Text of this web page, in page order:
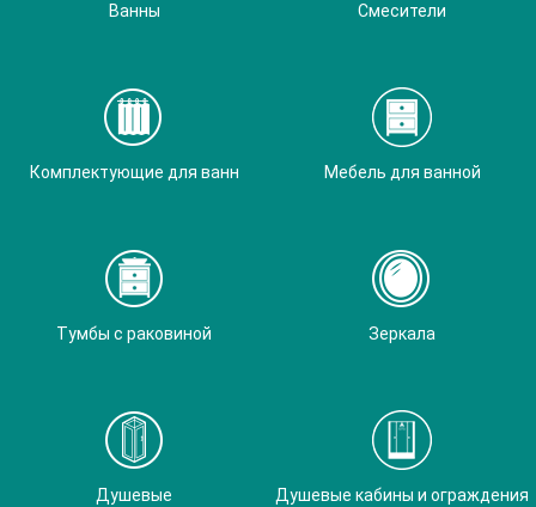
Ванны Смесители
Комплектующие для ванн Мебель для ванной
Тумбы с раковиной Зеркала
Душевые
Душевые кабины и ограждения